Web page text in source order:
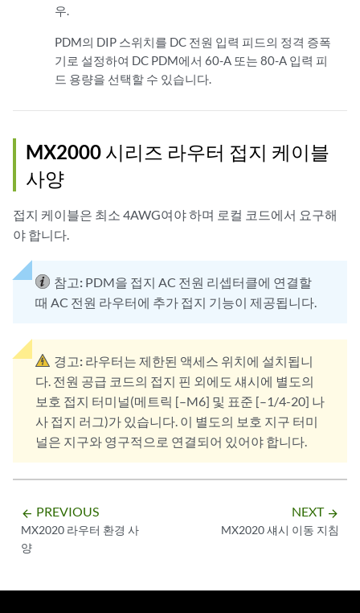
우.
PDM의 DIP 스위치를 DC 전원 입력 피드의 정격 증폭
기로 설정하여 DC PDM에서 60-A 또는 80-A 입력 피
드 용량을 선택할 수 있습니다.
MX2000 시리즈 라우터 접지 케이블
사양
접지 케이블은 최소 4AWG여야 하며 로컬 코드에서 요구해
야 합니다.
참고: PDM을 접지 AC 전원 리셉터클에 연결할
때 AC 전원 라우터에 추가 접지 기능이 제공됩니다.
경고: 라우터는 제한된 액세스 위치에 설치됩니
다. 전원 공급 코드의 접지 핀 외에도 섀시에 별도의
보호 접지 터미널(메트릭 [–M6] 및 표준 [–1/4-20] 나
사 접지 러그)가 있습니다. 이 별도의 보호 지구 터미
널은 지구와 영구적으로 연결되어 있어야 합니다.
arrow_backward PREVIOUS
MX2020 라우터 환경 사
양
NEXT arrow_forward
MX2020 섀시 이동 지침